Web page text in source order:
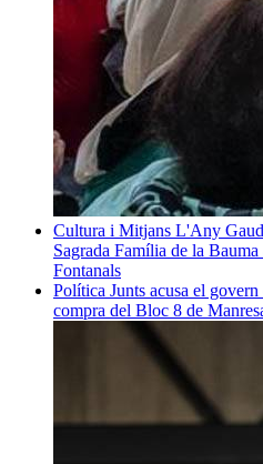
Cultura i Mitjans L'Any
Sagrada Família de la
Fontanals
Política Junts acusa el
compra del Bloc 8 de